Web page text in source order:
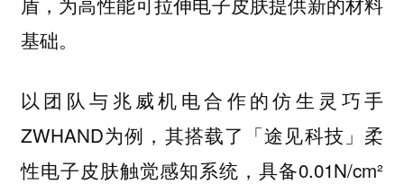
基础。
以团队与兆威机电合作的仿生灵巧手
ZWHAND为例，其搭载了「途见科技」柔
性电子皮肤触觉感知系统，具备0.01N/cm²